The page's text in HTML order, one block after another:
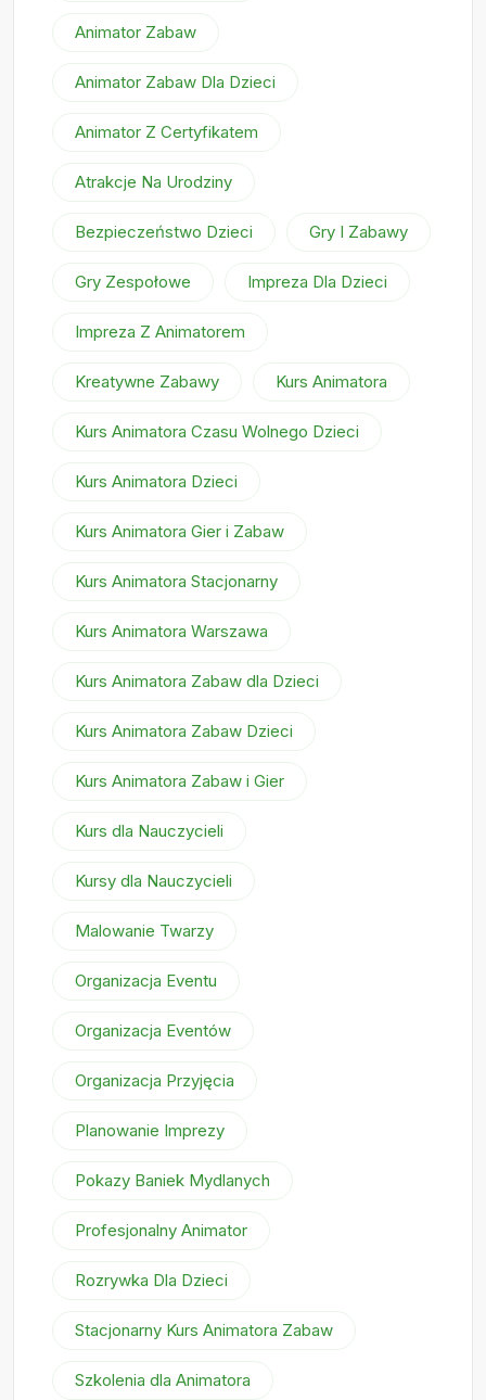
Animator Zabaw
Animator Zabaw Dla Dzieci
Animator Z Certyfikatem
Atrakcje Na Urodziny
Bezpieczeństwo Dzieci Gry I Zabawy
Gry Zespołowe Impreza Dla Dzieci
Impreza Z Animatorem
Kreatywne Zabawy Kurs Animatora
Kurs Animatora Czasu Wolnego Dzieci
Kurs Animatora Dzieci
Kurs Animatora Gier i Zabaw
Kurs Animatora Stacjonarny
Kurs Animatora Warszawa
Kurs Animatora Zabaw dla Dzieci
Kurs Animatora Zabaw Dzieci
Kurs Animatora Zabaw i Gier
Kurs dla Nauczycieli
Kursy dla Nauczycieli
Malowanie Twarzy
Organizacja Eventu
Organizacja Eventów
Organizacja Przyjęcia
Planowanie Imprezy
Pokazy Baniek Mydlanych
Profesjonalny Animator
Rozrywka Dla Dzieci
Stacjonarny Kurs Animatora Zabaw
Szkolenia dla Animatora